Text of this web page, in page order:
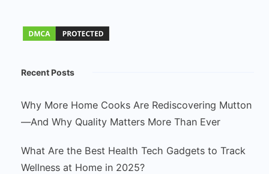
Recent Posts
Why More Home Cooks Are Rediscovering Mutton
—And Why Quality Matters More Than Ever
What Are the Best Health Tech Gadgets to Track
Wellness at Home in 2025?